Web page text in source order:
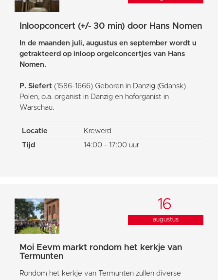
Inloopconcert (+/- 30 min) door Hans Nomen
In de maanden juli, augustus en september wordt u
getrakteerd op inloop orgelconcertjes van Hans
Nomen.
P. Siefert (1586-1666) Geboren in Danzig (Gdansk)
Polen, o.a. organist in Danzig en hoforganist in
Warschau.
Locatie
Krewerd
Tijd
14:00 - 17:00 uur
16
augustus
Moi Eevm markt rondom het kerkje van
Termunten
Rondom het kerkje van Termunten zullen diverse